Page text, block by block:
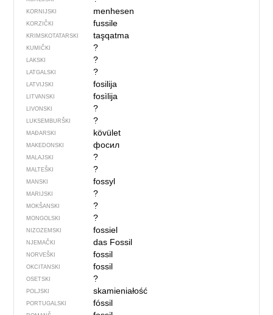
KORNIJSKI menhesen
KORZIČKI fussile
KRIMSKOTATARSKI taşqatma
KUMIČKI ?
LAKSKI ?
LATGALSKI ?
LATVIJSKI fosilija
LITVANSKI fosìlija
LIVONSKI ?
LUKSEMBURŠKI ?
MAĐARSKI kövület
MAKEDONSKI фосил
MALAJSKI ?
MALTEŠKI ?
MANSKI fossyl
MARIJSKI ?
MOKŠANSKI ?
MONGOLSKI ?
NIZOZEMSKI fossiel
NJEMAČKI das Fossil
NORVEŠKI fossil
OKCITANSKI fossil
OSETSKI ?
POLJSKI skamieniałość
PORTUGALSKI fóssil